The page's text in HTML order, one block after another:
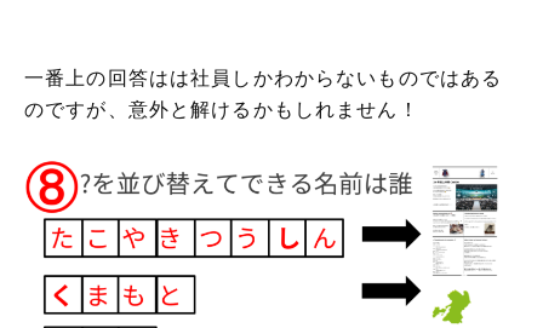
一番上の回答はは社員しかわからないものではある
のですが、意外と解けるかもしれません！